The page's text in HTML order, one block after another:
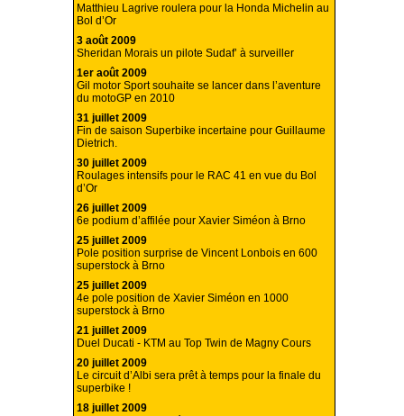
Matthieu Lagrive roulera pour la Honda Michelin au
Bol d’Or
3 août 2009
Sheridan Morais un pilote Sudaf’ à surveiller
1er août 2009
Gil motor Sport souhaite se lancer dans l’aventure
du motoGP en 2010
31 juillet 2009
Fin de saison Superbike incertaine pour Guillaume
Dietrich.
30 juillet 2009
Roulages intensifs pour le RAC 41 en vue du Bol
d’Or
26 juillet 2009
6e podium d’affilée pour Xavier Siméon à Brno
25 juillet 2009
Pole position surprise de Vincent Lonbois en 600
superstock à Brno
25 juillet 2009
4e pole position de Xavier Siméon en 1000
superstock à Brno
21 juillet 2009
Duel Ducati - KTM au Top Twin de Magny Cours
20 juillet 2009
Le circuit d’Albi sera prêt à temps pour la finale du
superbike !
18 juillet 2009